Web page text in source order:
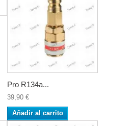
Pro R134a...
39,90 €
Añadir al carrito